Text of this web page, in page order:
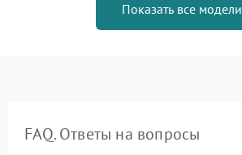
Показать все модели
FAQ. Ответы на вопросы